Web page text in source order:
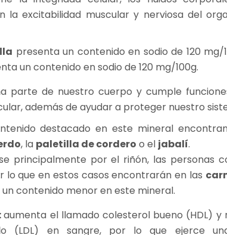
la excitabilidad muscular y nerviosa del
presenta un contenido en sodio de 120
un contenido en sodio de 120 mg/100g.
parte de nuestro cuerpo y cumple
además de ayudar a proteger nuestro
destacado en este mineral
, la paletilla de cordero o el jabalí.
principalmente por el riñón, las personas
lo que en estos casos encontrarán en las
contenido menor en este mineral.
aumenta el llamado colesterol bueno (HDL) y
(LDL) en sangre, por lo que ejerce